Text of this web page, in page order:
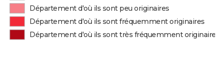
Département d'où ils sont peu originaires
Département d'où ils sont fréquemment originaires
Département d'où ils sont très fréquemment originaires